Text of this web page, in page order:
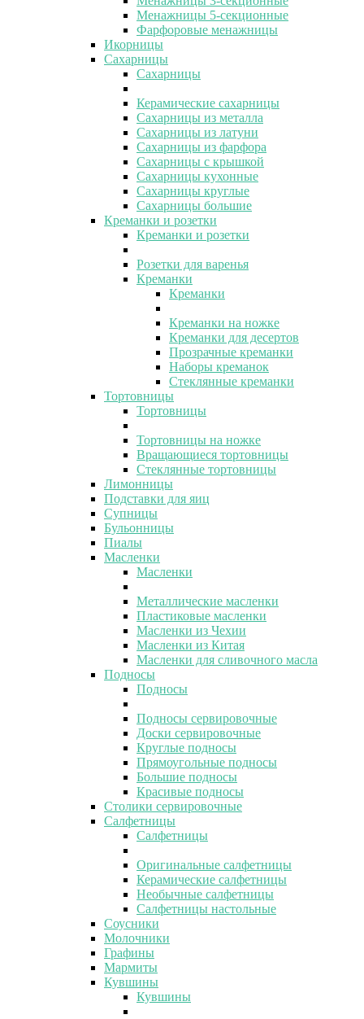
Менажницы 5-секционные
Фарфоровые менажницы
Икорницы
Сахарницы
Сахарницы
Керамические сахарницы
Сахарницы из металла
Сахарницы из латуни
Сахарницы из фарфора
Сахарницы с крышкой
Сахарницы кухонные
Сахарницы круглые
Сахарницы большие
Креманки и розетки
Креманки и розетки
Розетки для варенья
Креманки
Креманки
Креманки на ножке
Креманки для десертов
Прозрачные креманки
Наборы креманок
Стеклянные креманки
Тортовницы
Тортовницы
Тортовницы на ножке
Вращающиеся тортовницы
Стеклянные тортовницы
Лимонницы
Подставки для яиц
Супницы
Бульонницы
Пиалы
Масленки
Масленки
Металлические масленки
Пластиковые масленки
Масленки из Чехии
Масленки из Китая
Масленки для сливочного масла
Подносы
Подносы
Подносы сервировочные
Доски сервировочные
Круглые подносы
Прямоугольные подносы
Большие подносы
Красивые подносы
Столики сервировочные
Салфетницы
Салфетницы
Оригинальные салфетницы
Керамические салфетницы
Необычные салфетницы
Салфетницы настольные
Соусники
Молочники
Графины
Мармиты
Кувшины
Кувшины